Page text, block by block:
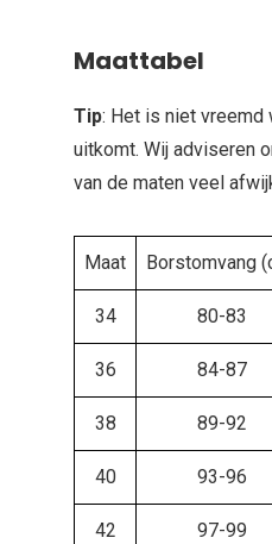
Maattabel
Tip: Het is niet vreemd
uitkomt. Wij adviseren
van de maten veel
Maat Borstomvang
34 80-83
36 84-87
38 89-92
40 93-96
42 97-99